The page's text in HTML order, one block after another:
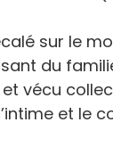
sur le
du
vécu
et le